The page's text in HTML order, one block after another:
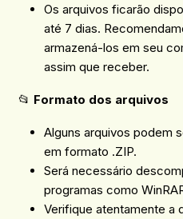
Os arquivos ficarão
até 7 dias.
armazená-los em seu
assim que receber.
📂 Formato dos arquivos
Alguns arquivos podem
em formato .ZIP.
Será necessário
programas como
Verifique atentamente a